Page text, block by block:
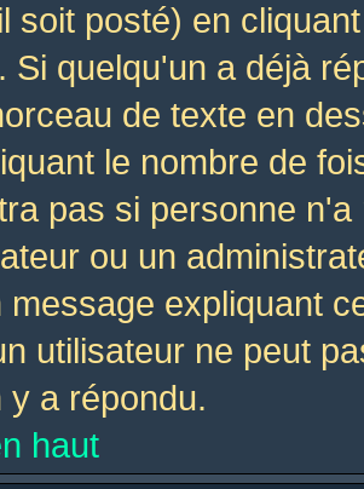
soit posté) en
Si quelqu'un a déjà
de texte en
le nombre de
pas si personne
ou un
message expliquant
utilisateur ne peut
y a répondu.
haut